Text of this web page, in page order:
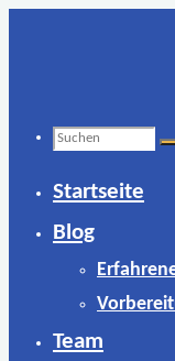
Suchen
nach:
Startseite
Blog
Team